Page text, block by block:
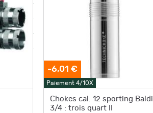
-6,01 €
Paiement 4/10X
Chokes cal. 12 sporting Baldi
3/4 : trois quart II